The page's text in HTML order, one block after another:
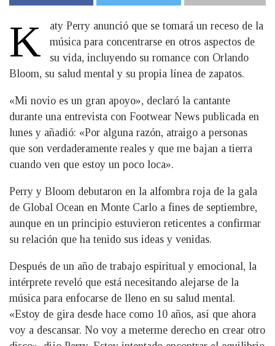
K
aty Perry anunció que se tomará un receso de la
música para concentrarse en otros aspectos de
su vida, incluyendo su romance con Orlando
Bloom, su salud mental y su propia línea de zapatos.
«Mi novio es un gran apoyo», declaró la cantante
durante una entrevista con Footwear News publicada en
lunes y añadió: «Por alguna razón, atraigo a personas
que son verdaderamente reales y que me bajan a tierra
cuando ven que estoy un poco loca».
Perry y Bloom debutaron en la alfombra roja de la gala
de Global Ocean en Monte Carlo a fines de septiembre,
aunque en un principio estuvieron reticentes a confirmar
su relación que ha tenido sus ideas y venidas.
Después de un año de trabajo espiritual y emocional, la
intérprete reveló que está necesitando alejarse de la
música para enfocarse de lleno en su salud mental.
«Estoy de gira desde hace como 10 años, así que ahora
voy a descansar. No voy a meterme derecho en crear otro